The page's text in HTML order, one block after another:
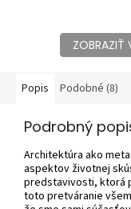
ZOBRAZIŤ
Popis Podobné (8)
Podrobný
Architektúra ako
aspektov životnej
predstavivosti, ktorá
toto pretváranie